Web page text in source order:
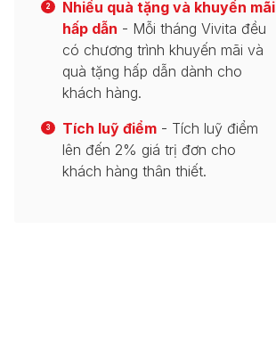
2
Nhiều quà tặng và khuyến mãi
hấp dẫn - Mỗi tháng Vivita đều
có chương trình khuyến mãi và
quà tặng hấp dẫn dành cho
khách hàng.
3 Tích luỹ điểm - Tích luỹ điểm
lên đến 2% giá trị đơn cho
khách hàng thân thiết.